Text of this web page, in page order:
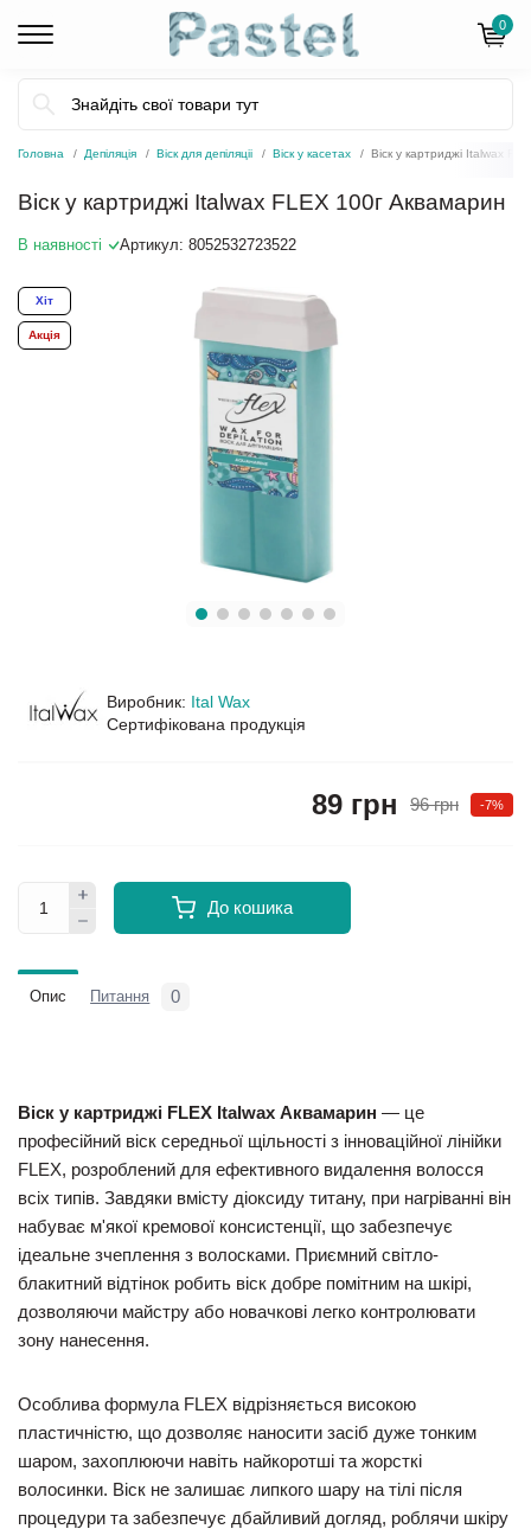
0
Головна Депіляція Віск для депіляціі Віск у касетах Віск у картриджі Italwax
Віск у картриджі Italwax FLEX 100г Аквамарин
В наявності Артикул: 8052532723522
Хіт
Акція
Виробник: Ital Wax
Сертифікована продукція
96 грн -7%
89 грн
До кошика
Опис Питання 0
Віск у картриджі FLEX Italwax Аквамарин — це
професійний віск середньої щільності з інноваційної лінійки
FLEX, розроблений для ефективного видалення волосся
всіх типів. Завдяки вмісту діоксиду титану, при нагріванні він
набуває м'якої кремової консистенції, що забезпечує
ідеальне зчеплення з волосками. Приємний світло-
блакитний відтінок робить віск добре помітним на шкірі,
дозволяючи майстру або новачкові легко контролювати
зону нанесення.
Особлива формула FLEX відрізняється високою
пластичністю, що дозволяє наносити засіб дуже тонким
шаром, захоплюючи навіть найкоротші та жорсткі
волосинки. Віск не залишає липкого шару на тілі після
процедури та забезпечує дбайливий догляд, роблячи шкіру